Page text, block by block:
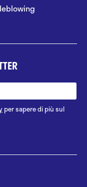
per sapere di più sul